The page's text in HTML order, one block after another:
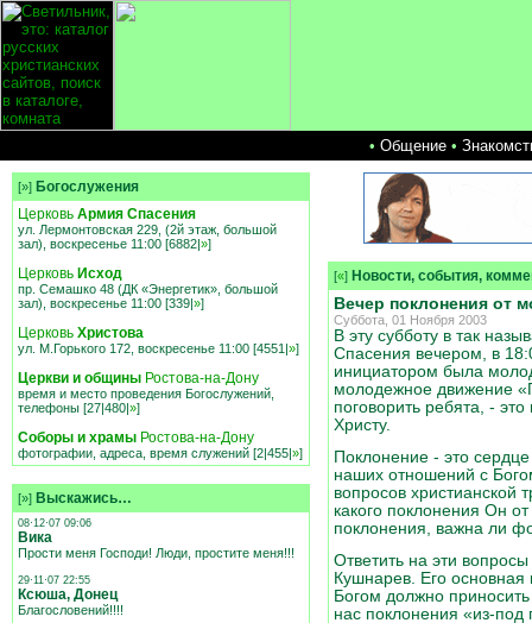
• Общение•
[»] Богослужения
Церковь Армия Спасения
ул. Лермонтовская 229, (2й этаж, большой
зал), воскресенье 11:00 [6882|»]
Церковь Исход
пр. Семашко 48 (ДК «Энергетик», большой
зал), воскресенье 11:00 [339|»]
Церковь Христова
ул. М.Горького 172, воскресенье 11:00 [4551|»]
Церкви и общины Ростова-на-Дону
время и место проведения Богослужений,
телефоны [27|480|»]
Соборы и храмы Ростова-на-Дону
фотографии, адреса, время служений [2|455|»]
[»] Выскажись…
08·12·07 09:06
Вика
Прости меня Господи! Люди, простите меня!!!
29·11·07 22:55
Ксюша, Донец
Благословений!!!!
[«] Новости, события,
Вечер поклонения от
Суббота, 01 Ноября 2003
В эту субботу в так
Спасения вечером, в
инициатором была
молодежное движение
поговорить ребята, -
Христу.
Поклонение - это
наших отношений с
вопросов христианской
какого поклонения Он
поклонения, важна ли
Ответить на эти
Кушнарев. Его
Богом должно приносить
нас поклонения «из-